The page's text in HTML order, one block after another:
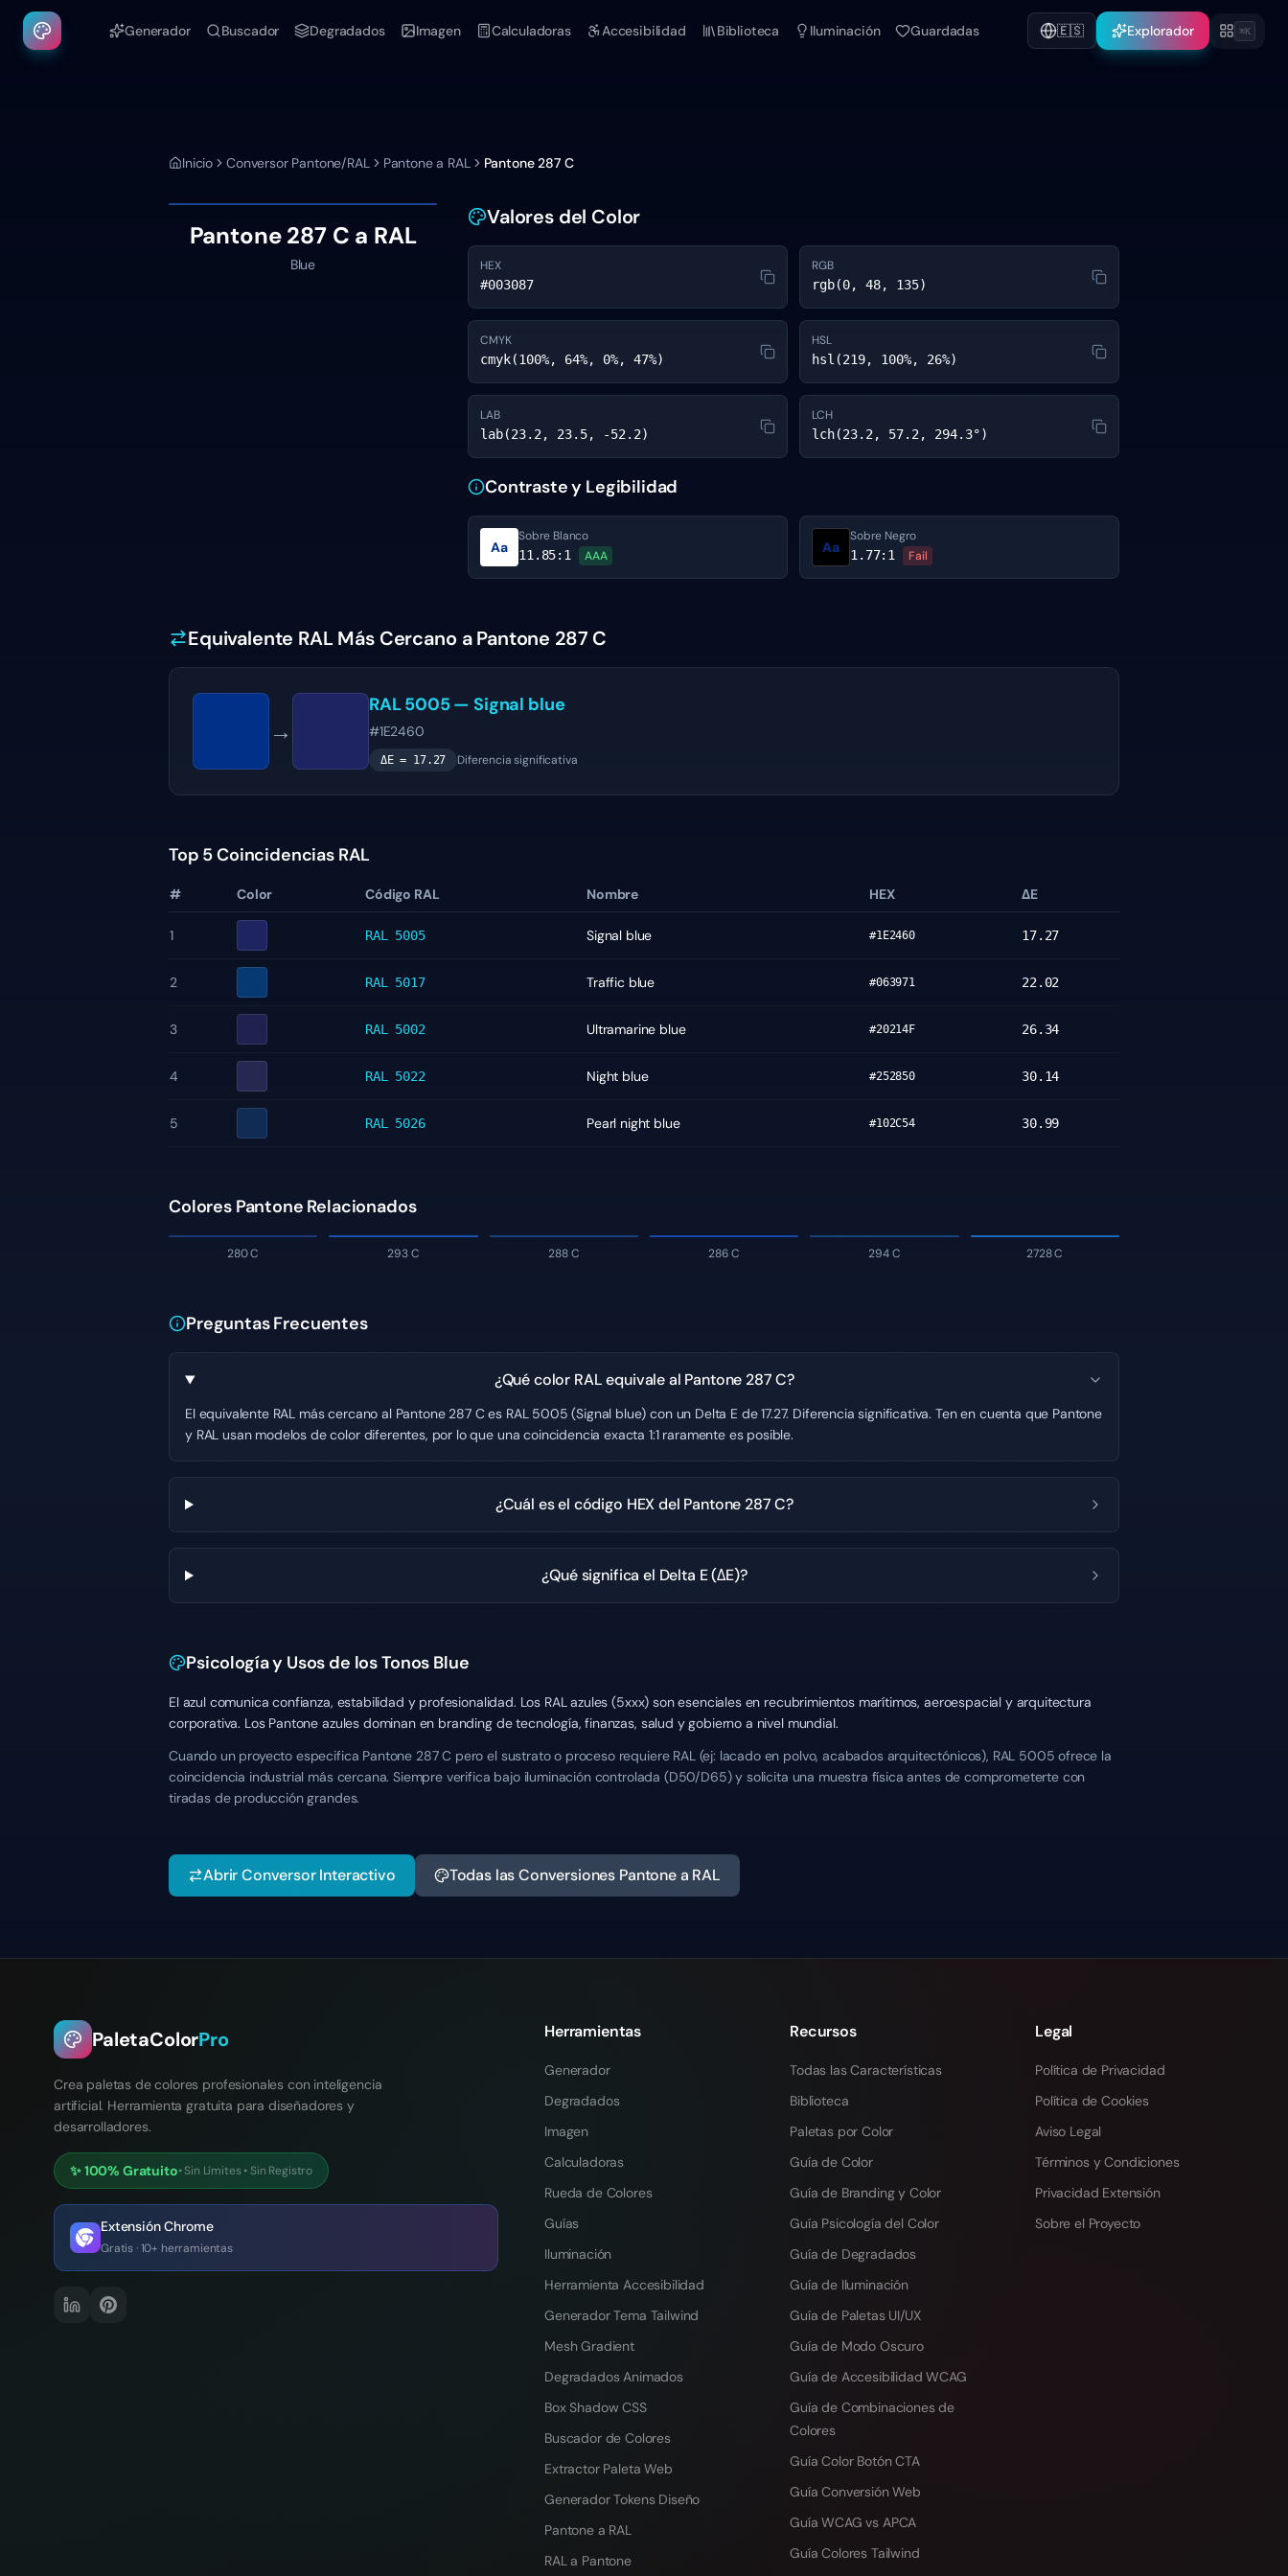
Generador Buscador Degradados Imagen Calculadoras Accesibilidad Biblioteca Iluminación Guardadas 🇪🇸 Explorador ⌘K
Inicio Conversor Pantone/RAL Pantone a RAL Pantone287 C
Pantone287 C a RAL
Blue
Valores del Color
HEX
#003087
RGB
rgb(0, 48, 135)
CMYK
cmyk(100%, 64%, 0%, 47%)
HSL
hsl(219, 100%, 26%)
LAB
lab(23.2, 23.5, -52.2)
LCH
lch(23.2, 57.2, 294.3°)
Contraste y Legibilidad
Aa
Sobre Blanco
11.85:1 AAA Aa
Sobre Negro
1.77:1 Fail
Equivalente RAL Más Cercano a Pantone 287 C
→
RAL 5005— Signal blue
#1E2460
ΔE = 17.27 Diferencia significativa
Top 5 Coincidencias RAL
# Color Código RAL Nombre HEX ΔE
1 RAL 5005 Signal blue #1E2460 17.27
2 RAL 5017 Traffic blue #063971 22.02
3 RAL 5002 Ultramarine blue #20214F 26.34
4 RAL 5022 Night blue #252850 30.14
5 RAL 5026 Pearl night blue #102C54 30.99
Colores Pantone Relacionados
280 C 293 C 288 C 286 C 294 C 2728 C
Preguntas Frecuentes
¿Qué color RAL equivale al Pantone 287 C?
El equivalente RAL más cercano al Pantone 287 C es RAL 5005 (Signal blue) con un Delta E de 17.27. Diferencia significativa. Ten en cuenta que Pantone
y RAL usan modelos de color diferentes, por lo que una coincidencia exacta 1:1 raramente es posible.
¿Cuál es el código HEX del Pantone 287 C?
¿Qué significa el Delta E (ΔE)?
Psicología y Usos de los Tonos Blue
El azul comunica confianza, estabilidad y profesionalidad. Los RAL azules (5xxx) son esenciales en recubrimientos marítimos, aeroespacial y arquitectura
corporativa. Los Pantone azules dominan en branding de tecnología, finanzas, salud y gobierno a nivel mundial.
Cuando un proyecto especifica Pantone 287 C pero el sustrato o proceso requiere RAL (ej: lacado en polvo, acabados arquitectónicos), RAL 5005 ofrece la
coincidencia industrial más cercana. Siempre verifica bajo iluminación controlada (D50/D65) y solicita una muestra física antes de comprometerte con
tiradas de producción grandes.
Abrir Conversor Interactivo Todas las Conversiones Pantone a RAL
PaletaColorPro
Crea paletas de colores profesionales con inteligencia
artificial. Herramienta gratuita para diseñadores y
desarrolladores.
✨100% Gratuito•Sin Límites• Sin Registro
Extensión Chrome
Gratis · 10+ herramientas
Herramientas
Generador
Degradados
Imagen
Calculadoras
Rueda de Colores
Guías
Iluminación
Herramienta Accesibilidad
Generador Tema Tailwind
Mesh Gradient
Degradados Animados
Box Shadow CSS
Buscador de Colores
Extractor Paleta Web
Generador Tokens Diseño
Pantone a RAL
RAL a Pantone
Recursos
Todas las Características
Biblioteca
Paletas por Color
Guía de Color
Guía de Branding y Color
Guía Psicología del Color
Guía de Degradados
Guía de Iluminación
Guía de Paletas UI/UX
Guía de Modo Oscuro
Guía de Accesibilidad WCAG
Guía de Combinaciones de
Colores
Guía Color Botón CTA
Guía Conversión Web
Guía WCAG vs APCA
Guía Colores Tailwind
Legal
Política de Privacidad
Política de Cookies
Aviso Legal
Términos y Condiciones
Privacidad Extensión
Sobre el Proyecto